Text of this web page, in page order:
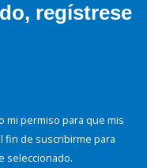
regístrese
mi permiso para que mis
fin de suscribirme para
seleccionado.